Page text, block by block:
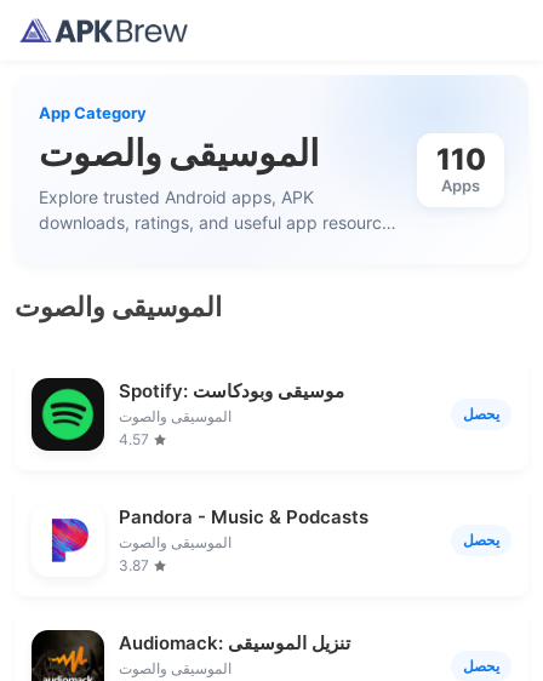
App Category
الموسيقى والصوت
Explore trusted Android apps, APK
downloads, ratings, and useful app resources
110
Apps
الموسيقى والصوت
Spotify: موسيقى وبودكاست
الموسيقى والصوت
4.57
يحصل
Pandora - Music & Podcasts
الموسيقى والصوت
3.87
يحصل
Audiomack: تنزيل الموسيقى
الموسيقى والصوت
يحصل